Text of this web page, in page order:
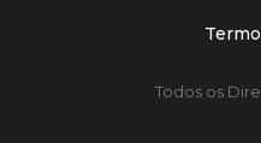
Todos os